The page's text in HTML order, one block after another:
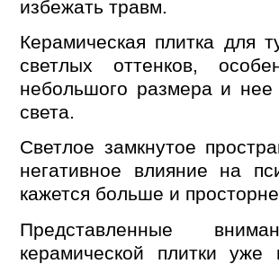
избежать травм.
Керамическая плитка для
светлых оттенков,
небольшого размера и нее
света.
Светлое замкнутое
негативное влияние на
кажется больше и
Представленные
керамической плитки